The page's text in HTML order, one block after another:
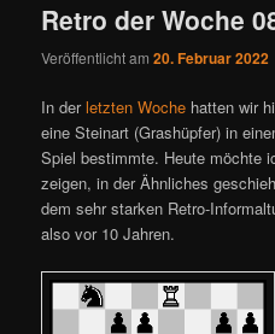
Retro der Woche
Veröffentlicht am20. Februar 2022
In derletzten Woche hatten wir
eine Steinart (Grashüpfer) in
Spiel bestimmte. Heute möchte
zeigen, in der Ähnliches
dem sehr starken Retro-
also vor 10 Jahren.